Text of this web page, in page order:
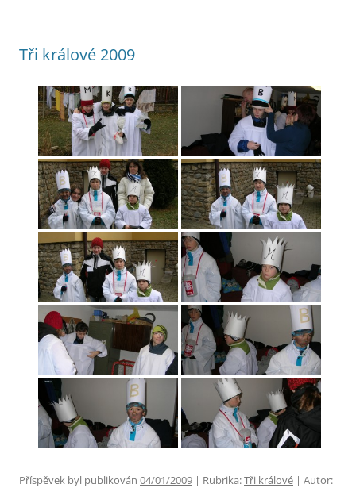
Tři králové 2009
Příspěvek byl publikován 04/01/2009 | Rubrika:Tři králové | Autor: